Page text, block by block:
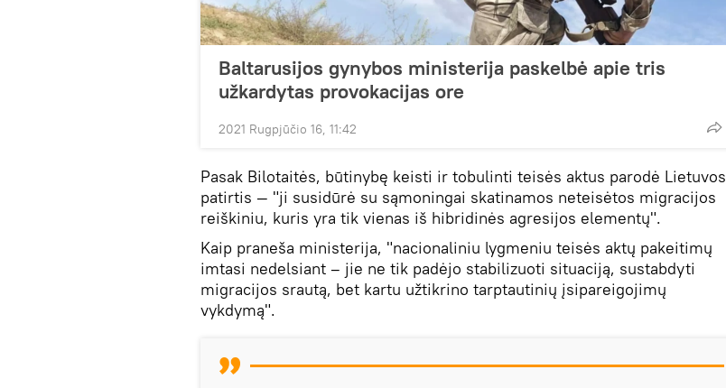
Baltarusijos gynybos ministerija paskelbė apie tris
užkardytas provokacijas ore
2021 Rugpjūčio 16, 11:42
Pasak Bilotaitės, būtinybę keisti ir tobulinti teisės aktus parodė Lietuvos
patirtis — "ji susidūrė su sąmoningai skatinamos neteisėtos migracijos
reiškiniu, kuris yra tik vienas iš hibridinės agresijos elementų".
Kaip praneša ministerija, "nacionaliniu lygmeniu teisės aktų pakeitimų
imtasi nedelsiant – jie ne tik padėjo stabilizuoti situaciją, sustabdyti
migracijos srautą, bet kartu užtikrino tarptautinių įsipareigojimų
vykdymą".